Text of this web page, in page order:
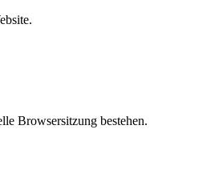
Browsersitzung bestehen.